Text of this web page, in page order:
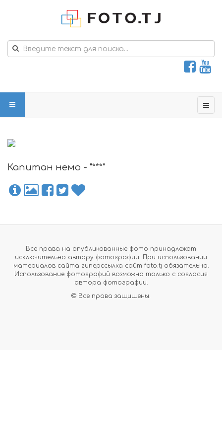
Капитан немо - "***"
Все права на опубликованные фото принадлежат
исключительно автору фотографии. При использовании
материалов сайта гиперссылка сайт foto.tj обязательна.
Использование фотографий возможно только с согласия
автора фотографии.
© Все права защищены.